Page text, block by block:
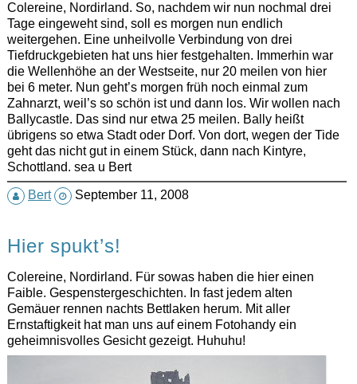
Colereine, Nordirland. So, nachdem wir nun nochmal drei
Tage eingeweht sind, soll es morgen nun endlich
weitergehen. Eine unheilvolle Verbindung von drei
Tiefdruckgebieten hat uns hier festgehalten. Immerhin war
die Wellenhöhe an der Westseite, nur 20 meilen von hier
bei 6 meter. Nun geht’s morgen früh noch einmal zum
Zahnarzt, weil’s so schön ist und dann los. Wir wollen nach
Ballycastle. Das sind nur etwa 25 meilen. Bally heißt
übrigens so etwa Stadt oder Dorf. Von dort, wegen der Tide
geht das nicht gut in einem Stück, dann nach Kintyre,
Schottland. sea u Bert
Bert
September 11, 2008
Hier spukt’s!
Colereine, Nordirland. Für sowas haben die hier einen
Faible. Gespenstergeschichten. In fast jedem alten
Gemäuer rennen nachts Bettlaken herum. Mit aller
Ernstaftigkeit hat man uns auf einem Fotohandy ein
geheimnisvolles Gesicht gezeigt. Huhuhu!